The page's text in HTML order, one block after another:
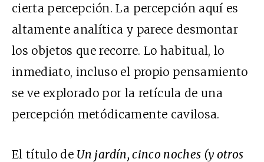
cierta percepción. La percepción aquí es
altamente analítica y parece desmontar
los objetos que recorre. Lo habitual, lo
inmediato, incluso el propio pensamiento
se ve explorado por la retícula de una
percepción metódicamente cavilosa.
El título de Un jardín, cinco noches (y otros